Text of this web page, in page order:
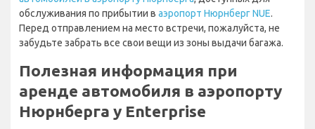
обслуживания по прибытии в аэропорт Нюрнберг NUE.
Перед отправлением на место встречи, пожалуйста, не
забудьте забрать все свои вещи из зоны выдачи багажа.
Полезная информация при
аренде автомобиля в аэропорту
Нюрнберга у Enterprise